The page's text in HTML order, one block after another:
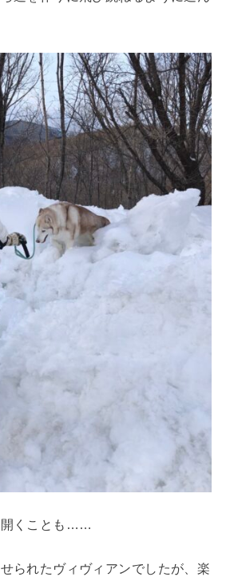
開くことも……
られたヴィヴィアンでしたが、楽